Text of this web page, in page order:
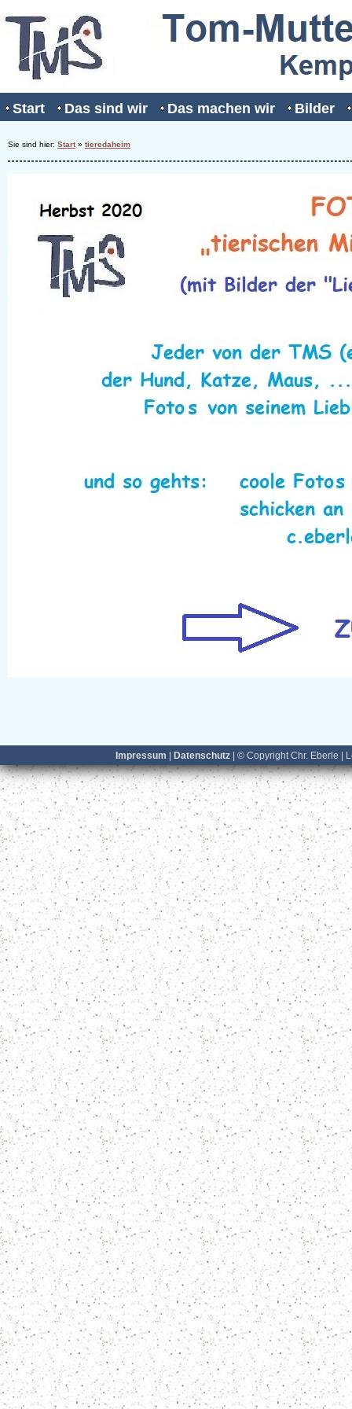
Start Das sind wir Das machen wir Bilder
Sie sind hier: Start» tieredaheim
Impressum Datenschutz | © Copyright Chr. Eberle |